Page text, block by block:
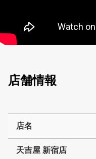
店舗情報
店名
天吉屋 新宿店